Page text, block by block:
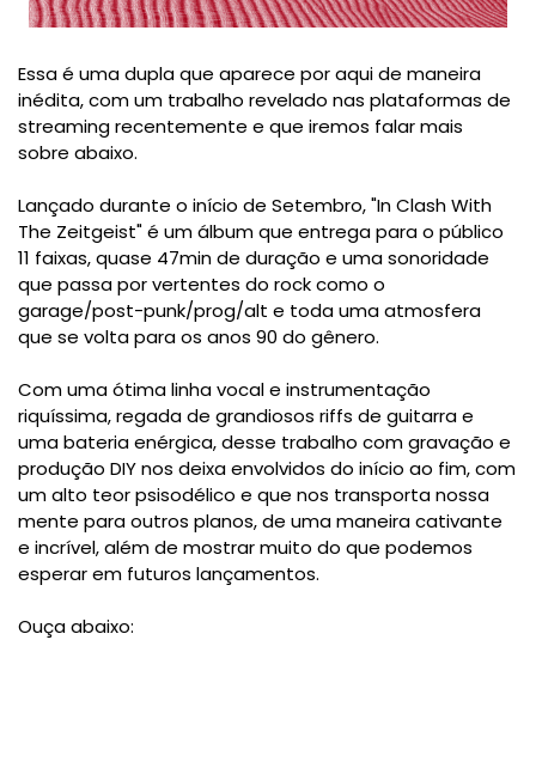
Essa é uma dupla que aparece por aqui de maneira
inédita, com um trabalho revelado nas plataformas de
streaming recentemente e que iremos falar mais
sobre abaixo.
Lançado durante o início de Setembro, "In Clash With
The Zeitgeist" é um álbum que entrega para o público
11 faixas, quase 47min de duração e uma sonoridade
que passa por vertentes do rock como o
garage/post-punk/prog/alt e toda uma atmosfera
que se volta para os anos 90 do gênero.
Com uma ótima linha vocal e instrumentação
riquíssima, regada de grandiosos riffs de guitarra e
uma bateria enérgica, desse trabalho com gravação e
produção DIY nos deixa envolvidos do início ao fim, com
um alto teor psisodélico e que nos transporta nossa
mente para outros planos, de uma maneira cativante
e incrível, além de mostrar muito do que podemos
esperar em futuros lançamentos.
Ouça abaixo: